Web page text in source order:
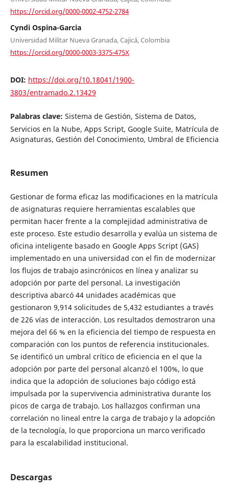
https://orcid.org/0000-0002-4752-2784
Cyndi Ospina-Garcia
Universidad Militar Nueva Granada, Cajicá, Colombia
https://orcid.org/0000-0003-3375-475X
DOI: https://doi.org/10.18041/1900-
3803/entramado.2.13429
Palabras clave: Sistema de Gestión, Sistema de Datos,
Servicios en la Nube, Apps Script, Google Suite, Matrícula de
Asignaturas, Gestión del Conocimiento, Umbral de Eficiencia
Resumen
Gestionar de forma eficaz las modificaciones en la matrícula
de asignaturas requiere herramientas escalables que
permitan hacer frente a la complejidad administrativa de
este proceso. Este estudio desarrolla y evalúa un sistema de
oficina inteligente basado en Google Apps Script (GAS)
implementado en una universidad con el fin de modernizar
los flujos de trabajo asincrónicos en línea y analizar su
adopción por parte del personal. La investigación
descriptiva abarcó 44 unidades académicas que
gestionaron 9,914 solicitudes de 5,432 estudiantes a través
de 226 vías de interacción. Los resultados demostraron una
mejora del 66 % en la eficiencia del tiempo de respuesta en
comparación con los puntos de referencia institucionales.
Se identificó un umbral crítico de eficiencia en el que la
adopción por parte del personal alcanzó el 100%, lo que
indica que la adopción de soluciones bajo código está
impulsada por la supervivencia administrativa durante los
picos de carga de trabajo. Los hallazgos confirman una
correlación no lineal entre la carga de trabajo y la adopción
de la tecnología, lo que proporciona un marco verificado
para la escalabilidad institucional.
Descargas